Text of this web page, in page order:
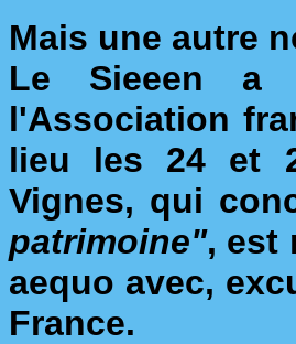
Mais une autre
Le Sieeen a
l'Association
lieu les 24 et
Vignes, qui
patrimoine", est
aequo avec,
France.